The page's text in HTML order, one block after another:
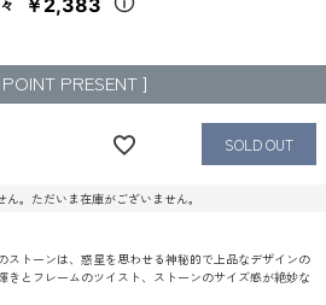
￥2,383
POINT PRESENT ]
ん。ただいま在庫がございません。
ストーンは、惑星を思わせる神秘的で上品なデザインの
きとフレームのツイスト、ストーンのサイズ感が絶妙な